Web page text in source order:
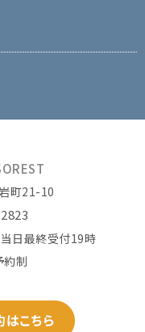
町21-10
日最終受付19時
約制